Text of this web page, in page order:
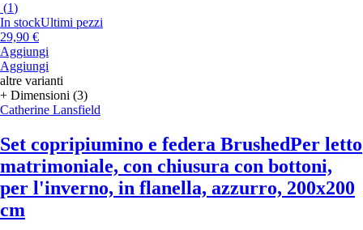
(1)
In stockUltimi pezzi
29,90 €
Aggiungi
Aggiungi
altre varianti
+ Dimensioni (3)
Catherine Lansfield
Set copripiumino e federa BrushedPer letto
matrimoniale, con chiusura con bottoni,
per l'inverno, in flanella, azzurro, 200x200
cm